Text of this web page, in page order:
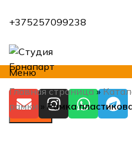
+375257099238
Меню
Искать
Главная страница»
рамки » Рамка